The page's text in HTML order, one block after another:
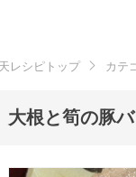
レシピトップ カテ
大根と筍の豚